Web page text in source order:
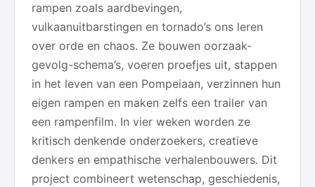
rampen zoals aardbevingen,
vulkaanuitbarstingen en tornado’s ons leren
over orde en chaos. Ze bouwen oorzaak-
gevolg-schema’s, voeren proefjes uit, stappen
in het leven van een Pompeiaan, verzinnen hun
eigen rampen en maken zelfs een trailer van
een rampenfilm. In vier weken worden ze
kritisch denkende onderzoekers, creatieve
denkers en empathische verhalenbouwers. Dit
project combineert wetenschap, geschiedenis,